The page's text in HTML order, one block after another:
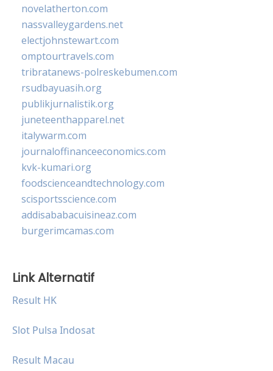
novelatherton.com
nassvalleygardens.net
electjohnstewart.com
omptourtravels.com
tribratanews-polreskebumen.com
rsudbayuasih.org
publikjurnalistik.org
juneteenthapparel.net
italywarm.com
journaloffinanceeconomics.com
kvk-kumari.org
foodscienceandtechnology.com
scisportsscience.com
addisababacuisineaz.com
burgerimcamas.com
Link Alternatif
Result HK
Slot Pulsa Indosat
Result Macau